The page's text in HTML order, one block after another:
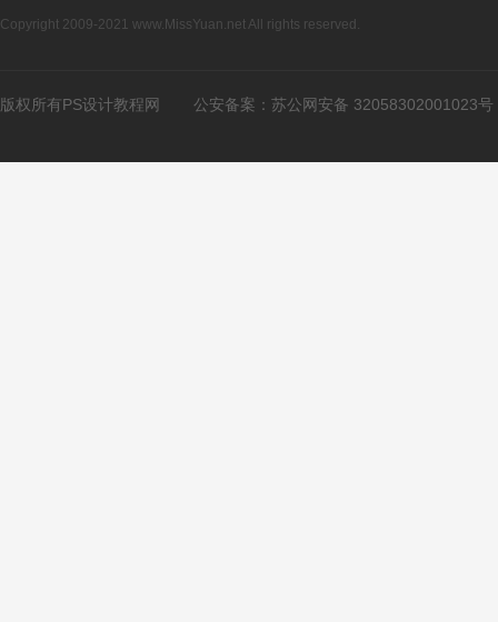
Copyright 2009-2021 www.MissYuan.net All rights reserved.
版权所有PS设计教程网 公安备案： 苏公网安备 32058302001023号